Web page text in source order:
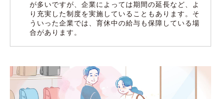
が多いですが、企業によっては期間の延長など、よ
り充実した制度を実施していることもあります。そ
ういった企業では、育休中の給与も保障している場
合があります。